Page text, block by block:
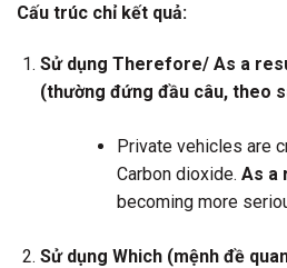
Cấu trúc chỉ kết quả:
Sử dụng Therefore/ As a
(thường đứng đầu câu, theo
Private vehicles are
Carbon dioxide. As a
becoming more
Sử dụng Which (mệnh đề